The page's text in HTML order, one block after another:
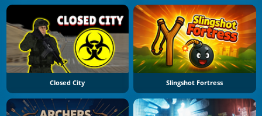
Closed City Slingshot Fortress